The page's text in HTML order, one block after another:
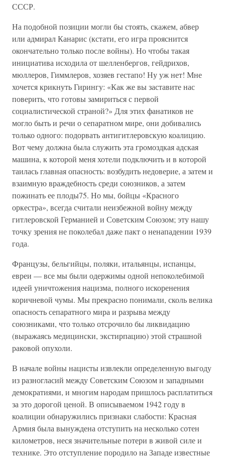
СССР.
На подобной позиции могли бы стоять, скажем, абвер
или адмирал Канарис (кстати, его игра прояснится
окончательно только после войны). Но чтобы такая
инициатива исходила от шелленбергов, гейдрихов,
мюллеров, Гиммлеров, хозяев гестапо! Ну уж нет! Мне
хочется крикнуть Гирингу: «Как же вы заставите нас
поверить, что готовы замириться с первой
социалистической страной?» Для этих фанатиков не
могло быть и речи о сепаратном мире, они добивались
только одного: подорвать антигитлеровскую коалицию.
Вот чему должна была служить эта громоздкая адская
машина, к которой меня хотели подключить и в которой
таилась главная опасность: возбудить недоверие, а затем и
взаимную враждебность среди союзников, а затем
пожинать ее плоды75. Но мы, бойцы «Красного
оркестра», всегда считали неизбежной войну между
гитлеровской Германией и Советским Союзом; эту нашу
точку зрения не поколебал даже пакт о ненападении 1939
года.
Французы, бельгийцы, поляки, итальянцы, испанцы,
евреи — все мы были одержимы одной непоколебимой
идеей уничтожения нацизма, полного искоренения
коричневой чумы. Мы прекрасно понимали, сколь велика
опасность сепаратного мира и разрыва между
союзниками, что только отсрочило бы ликвидацию
(выражаясь медицински, экстирпацию) этой страшной
раковой опухоли.
В начале войны нацисты извлекли определенную выгоду
из разногласий между Советским Союзом и западными
демократиями, и многим народам пришлось расплатиться
за это дорогой ценой. В описываемом 1942 году в
коалиции обнаружились признаки слабости: Красная
Армия была вынуждена отступить на несколько сотен
километров, неся значительные потери в живой силе и
технике. Это отступление породило на Западе известные